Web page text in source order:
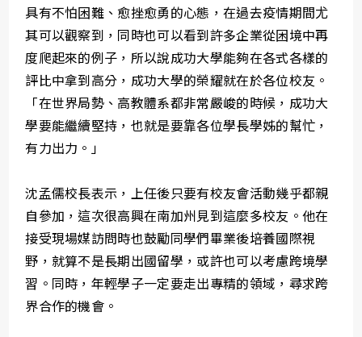
具有不怕困難、愈挫愈勇的心態，在過去疫情期間尤
其可以觀察到，同時也可以看到許多企業從困境中再
度爬起來的例子，所以說成功大學能夠在各式各樣的
評比中拿到高分，成功大學的榮耀就在於各位校友。
「在世界局勢、高教體系都非常嚴峻的時候，成功大
學要能繼續堅持，也就是要靠各位學長學姊的幫忙，
有力出力。」
沈孟儒校長表示，上任後只要有校友會活動幾乎都親
自參加，這次很高興在南加州見到這麼多校友。他在
接受現場媒訪問時也鼓勵同學們畢業後培養國際視
野，就算不是長期出國留學，或許也可以考慮跨境學
習。同時，年輕學子一定要走出專精的領域，尋求跨
界合作的機會。